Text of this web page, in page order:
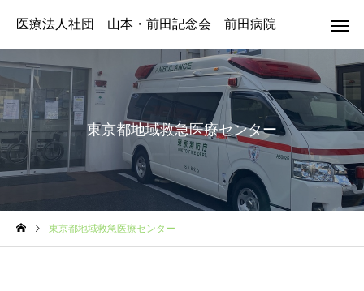
医療法人社団 山本・前田記念会 前田病院
東京都地域救急医療センター
東京都地域救急医療センター